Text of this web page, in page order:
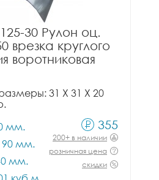
30 Рулон оц.
врезка круглого
воротниковая
31 X 31 X 20
мм.
мм.
мм.
355
200+ в наличии
розничная цена
скидки